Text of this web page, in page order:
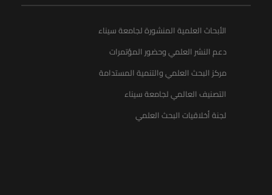
الأبحاث العلمية المنشورة لجامعة سيناء
دعم النشر العلمي وحضور المؤتمرات
مركز البحث العلمي والتنمية المستدامة
التصنيف العالمي لجامعة سيناء
لجنة أخلاقيات البحث العلمي